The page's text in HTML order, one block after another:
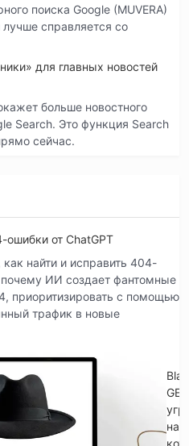
поиска Google (MUVERA)
справляется со
для главных новостей
больше новостного
Search. Это функция Search
сейчас.
ошибки от ChatGPT
найти и исправить 404-
почему ИИ создает фантомные
приоритизировать с помощью
трафик в новые
на